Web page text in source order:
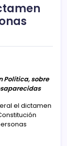
Política, sobre
el dictamen